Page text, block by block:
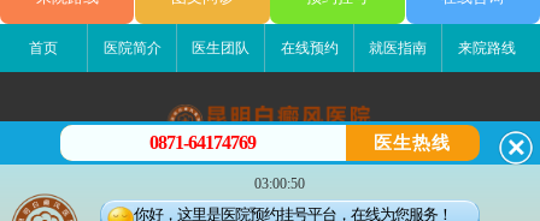
首页 医院简介 医生团队 在线预约 就医指南 来院路线
昆明白癜风医院
昆明市五华区护国路2号
版权所有：昆明白癜风医院
0871-64174769 医生热线
03:00:50
你好，这里是医院预约挂号平台，在线为您服务！